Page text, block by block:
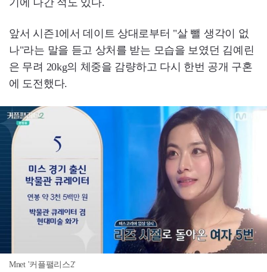
기에 나간 적도 있다.
앞서 시즌1에서 데이트 상대로부터 "살 뺄 생각이 없
나"라는 말을 듣고 상처를 받는 모습을 보였던 김예린
은 무려 20kg의 체중을 감량하고 다시 한번 공개 구혼
에 도전했다.
Mnet '커플팰리스2'